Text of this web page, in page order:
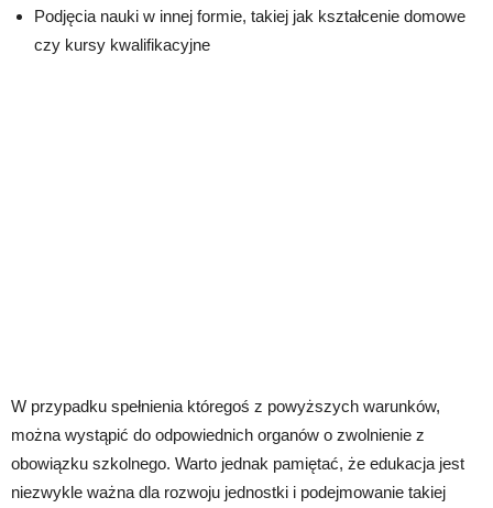
Podjęcia nauki w innej formie, takiej jak kształcenie domowe
czy kursy kwalifikacyjne
W przypadku spełnienia któregoś z powyższych warunków,
można wystąpić do odpowiednich organów o zwolnienie z
obowiązku szkolnego. Warto jednak pamiętać, że edukacja jest
niezwykle ważna dla rozwoju jednostki i podejmowanie takiej